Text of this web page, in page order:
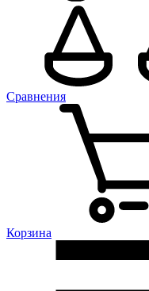
Сравнения
Корзина